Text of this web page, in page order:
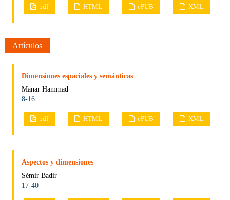
pdf HTML ePUB XML
Artículos
Dimensiones espaciales y semánticas
Manar Hammad
8-16
pdf HTML ePUB XML
Aspectos y dimensiones
Sémir Badir
17-40